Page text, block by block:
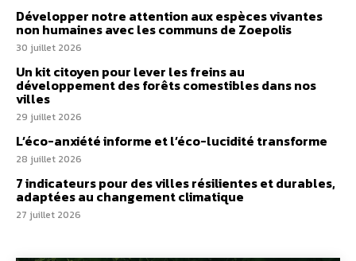
Développer notre attention aux espèces vivantes
non humaines avec les communs de Zoepolis
30 juillet 2026
Un kit citoyen pour lever les freins au
développement des forêts comestibles dans nos
villes
29 juillet 2026
L’éco-anxiété informe et l’éco-lucidité transforme
28 juillet 2026
7 indicateurs pour des villes résilientes et durables,
adaptées au changement climatique
27 juillet 2026